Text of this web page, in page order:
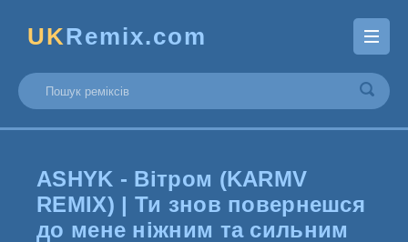
UKRemix.com
ASHYK - Вітром (KARMV
REMIX) | Ти знов повернешся
до мене ніжним та сильним